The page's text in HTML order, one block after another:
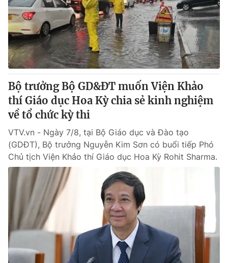
® Cấm sao chép dưới mọi hình thức nếu không có sự chấp
thuận bằng văn bản. Ghi rõ nguồn VTV.vn khi phát hành lại
thông tin từ website này.
Bộ trưởng Bộ GD&ĐT muốn Viện Khảo
thí Giáo dục Hoa Kỳ chia sẻ kinh nghiệm
về tổ chức kỳ thi
VTV.vn - Ngày 7/8, tại Bộ Giáo dục và Đào tạo
(GDĐT), Bộ trưởng Nguyễn Kim Sơn có buổi tiếp Phó
Chủ tịch Viện Khảo thí Giáo dục Hoa Kỳ Rohit Sharma.